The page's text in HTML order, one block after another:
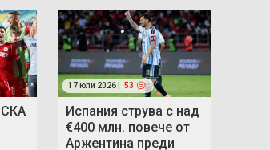
17 юли 2026 | 53
Испания струва с над
€400 млн. повече от
Аржентина преди